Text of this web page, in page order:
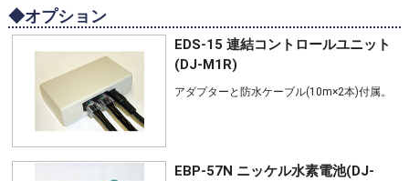
◆オプション
EDS-15 連結コントロールユニット
(DJ-M1R)
アダプターと防水ケーブル(10m×2本)付属。
EBP-57N ニッケル水素電池(DJ-